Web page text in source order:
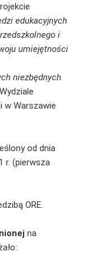
edukacyjnych
i
umiejętności
niezbędnych
w Warszawie
od dnia
r. (pierwsza
ORE.
na